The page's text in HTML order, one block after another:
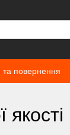
та повернення